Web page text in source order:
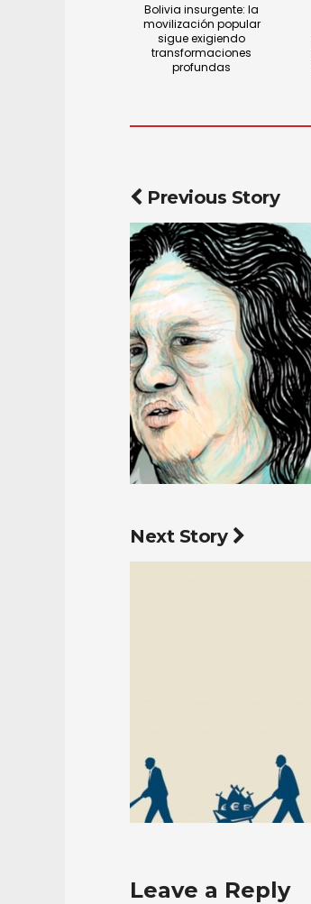
Bolivia insurgente: la
movilización popular
sigue exigiendo
transformaciones
profundas
Previous Story
Next Story
Leave a Reply